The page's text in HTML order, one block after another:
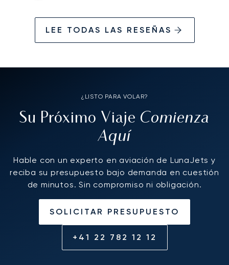
LEE TODAS LAS RESEÑAS
¿LISTO PARA VOLAR?
Su Próximo Viaje Comienza
Aquí
Hable con un experto en aviación de LunaJets y
reciba su presupuesto bajo demanda en cuestión
de minutos. Sin compromiso ni obligación.
SOLICITAR PRESUPUESTO
+41 22 782 12 12